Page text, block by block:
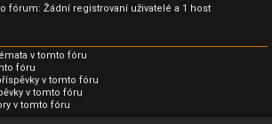
fórum: Žádní registrovaní uživatelé a 1 host
v tomto fóru
fóru
v tomto fóru
v tomto fóru
v tomto fóru